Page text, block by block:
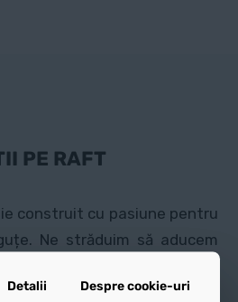
PE RAFT
construit cu pasiune pentru
Ne străduim să aducem
vârstele, atât copii cât și
Detalii Despre cookie-uri
Detalii Despre cookie-uri